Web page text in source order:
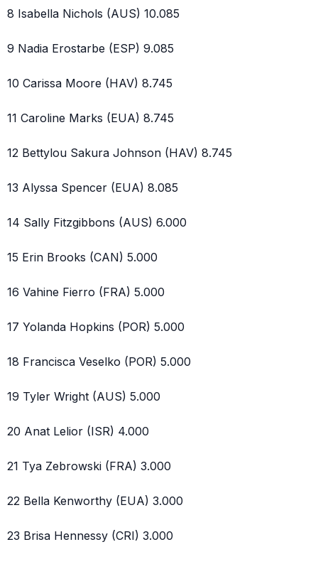
8 Isabella Nichols (AUS) 10.085
9 Nadia Erostarbe (ESP) 9.085
10 Carissa Moore (HAV) 8.745
11 Caroline Marks (EUA) 8.745
12 Bettylou Sakura Johnson (HAV) 8.745
13 Alyssa Spencer (EUA) 8.085
14 Sally Fitzgibbons (AUS) 6.000
15 Erin Brooks (CAN) 5.000
16 Vahine Fierro (FRA) 5.000
17 Yolanda Hopkins (POR) 5.000
18 Francisca Veselko (POR) 5.000
19 Tyler Wright (AUS) 5.000
20 Anat Lelior (ISR) 4.000
21 Tya Zebrowski (FRA) 3.000
22 Bella Kenworthy (EUA) 3.000
23 Brisa Hennessy (CRI) 3.000